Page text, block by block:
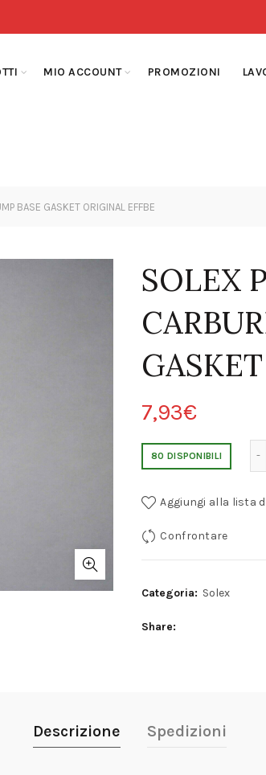
MIO ACCOUNT PROMOZIONI
BASE GASKET ORIGINAL EFFBE
SOLEX
7,93€
80 DISPONIBILI
SOLEX PBIC/PII/PICB/PAIA
Aggiungi alla lista
Confrontare
Categoria: Solex
Share
Descrizione Spedizioni